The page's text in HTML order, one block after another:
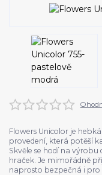
Flowers Unicolor je
provedení, která potěší
Skvěle se hodí na výrobu
hraček. Je mimořádně
naprosto bezpečná i pro